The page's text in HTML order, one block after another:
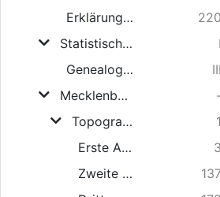
Erklärung der Abkürzungen: S. IV. - XXXII.
220
Statistisch-topographisches Jahrbuch des Grosherzogthums MecklenburgSchwerin 1826 [lt. Inhalt Zweiter Theil]
I
Genealogisches Verzeichnis
III
MecklenburgSchwerinscher StaatsKalender, 1826. Zweiter Theil.
-
Topographie des Grosherzogthums MecklenburgSchwerin 1826.
1
Erste Abtheilung. Bürgerliche Topographie.
3
Zweite Abtheilung. Kirchliche Topographie und Bevölkerung.